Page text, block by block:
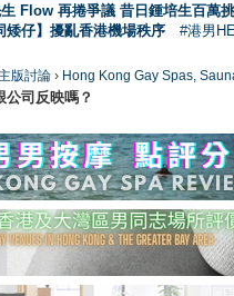
Flow 再捲爭議 昔日鍾培生百萬
矮仔】擾亂香港機場秩序 #港男
版討論 › Hong Kong Gay Spas,
司反映嗎？